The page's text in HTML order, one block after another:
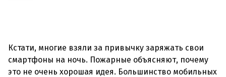
Кстати, многие взяли за привычку заряжать свои
смартфоны на ночь. Пожарные объясняют, почему
это не очень хорошая идея. Большинство мобильных